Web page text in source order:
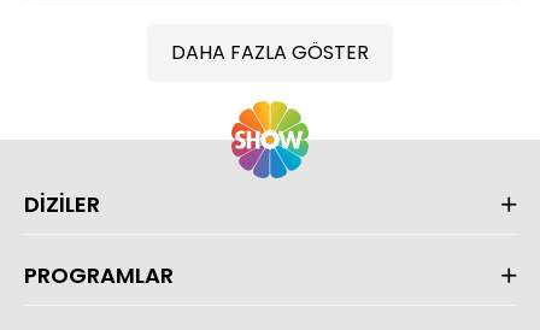
DAHA FAZLA GÖSTER
DİZİLER
PROGRAMLAR